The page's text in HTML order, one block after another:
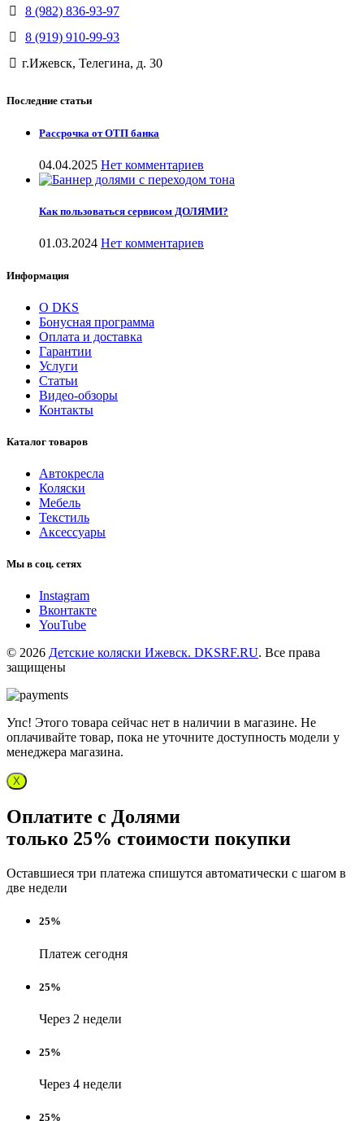
8 (982) 836-93-97
8 (919) 910-99-93
г.Ижевск, Телегина, д. 30
Последние статьи
Рассрочка от ОТП банка
04.04.2025 Нет комментариев
Как пользоваться сервисом ДОЛЯМИ?
01.03.2024 Нет комментариев
Информация
О DKS
Бонусная программа
Оплата и доставка
Гарантии
Услуги
Статьи
Видео-обзоры
Контакты
Каталог товаров
Автокресла
Коляски
Мебель
Текстиль
Аксессуары
Мы в соц. сетях
Instagram
Вконтакте
YouTube
© 2026 Детские коляски Ижевск. DKSRF.RU. Все права
защищены
Упс! Этого товара сейчас нет в наличии в магазине. Не
оплачивайте товар, пока не уточните доступность модели у
менеджера магазина.
X
Оплатите с Долями
только 25% стоимости покупки
Оставшиеся три платежа спишутся автоматически с шагом в
две недели
25%
Платеж сегодня
25%
Через 2 недели
25%
Через 4 недели
25%